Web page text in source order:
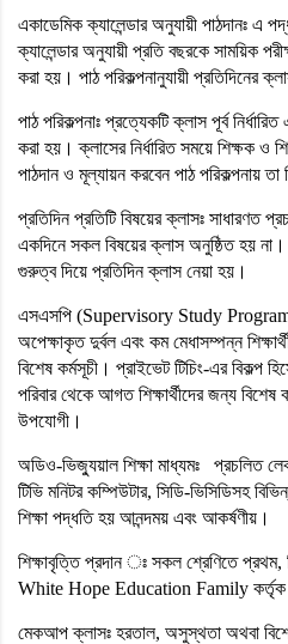
একাডেমিক ক্যালেন্ডার অনুযায়ী পাঠদানঃ এ
ক্যালেন্ডার অনুযায়ী প্রতি বছরকে সাময়িক
করা হয়। পাঠ পরিকল্পনানুযায়ী প্রতিদিনের
পাঠ পরিকল্পনাঃ প্রত্যেকটি ক্লাস পূর্ব
করা হয়। ক্লাসের নির্ধারিত সময়ে শিক্ষক ও
পাঠদান ও মূল্যায়ন করবেন পাঠ পরিকল্পনায় তা
প্রতিদিন প্রতিটি বিষয়ের ক্লাসঃ সাধারণত
একদিনে সকল বিষয়ের ক্লাস অনুষ্ঠিত হয় না।
গুরুত্ব দিয়ে প্রতিদিন ক্লাস নেয়া হয়।
এসএসপি (Supervisory Study
অপেক্ষাকৃত দুর্বল এবং কম মেধাসম্পন্ন
বিশেষ কর্মসূচী। প্রাইভেট টিচিং-এর বিকল্প
পরিবার থেকে আগত শিক্ষার্থীদের জন্য
উপযোগী।
অডিও-ভিজ্যুয়াল শিক্ষা মাধ্যমঃ প্রচলিত
টিভি মনিটর কম্পিউটার, সিডি-ভিসিডিসহ
শিক্ষা পদ্ধতি হয় আনন্দময় এবং আকর্ষণীয়।
শিক্ষাবৃত্তি প্রদান ঃ সকল শ্রেণিতে প্রথম,
White Hope Education Family কর্তৃক
মেকআপ ক্লাসঃ হরতাল, অসুস্থতা অথবা